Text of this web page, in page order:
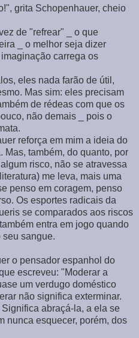
grita Schopenhauer, cheio
de "refrear" _ o que
_ o melhor seja dizer
carrega os
eles nada farão de útil,
Mas sim: eles precisam
de rédeas com que os
não demais _ pois o
reforça em mim a ideia do
Mas, também, do quanto, por
risco, não se atravessa
me leva, mais uma
penso em coragem, penso
Os esportes radicais da
se comparados aos riscos
entra em jogo quando
seu sangue.
o pensador espanhol do
escreveu: "Moderar a
um verdugo doméstico
não significa exterminar.
abraçá-la, a ela se
nunca esquecer, porém, dos